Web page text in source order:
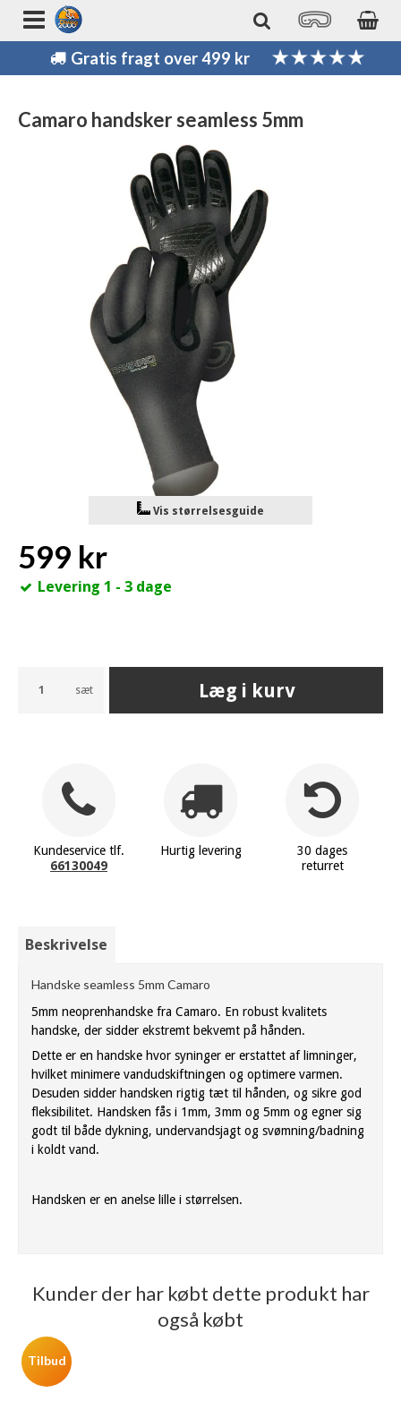
Gratis fragt over 499 kr
Camaro handsker seamless 5mm
Vis størrelsesguide
599 kr
Levering 1 - 3 dage
sæt Læg i kurv
Kundeservice tlf.
66130049
Hurtig levering
30 dages
returret
Beskrivelse
Handske seamless 5mm Camaro
5mm neoprenhandske fra Camaro. En robust kvalitets
handske, der sidder ekstremt bekvemt på hånden.
Dette er en handske hvor syninger er erstattet af limninger,
hvilket minimere vandudskiftningen og optimere varmen.
Desuden sidder handsken rigtig tæt til hånden, og sikre god
fleksibilitet. Handsken fås i 1mm, 3mm og 5mm og egner sig
godt til både dykning, undervandsjagt og svømning/badning
i koldt vand.
Handsken er en anelse lille i størrelsen.
Kunder der har købt dette produkt har
også købt
Tilbud